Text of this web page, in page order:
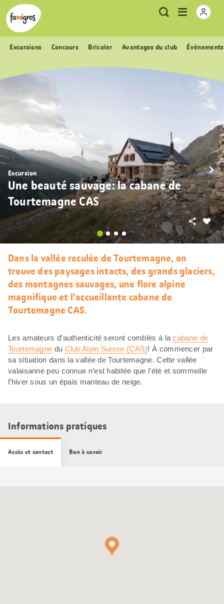
Signets
de
navigation
Header
Logo Métanavigation
RechercheOuvrir
Excursions Concours Bricoler Avantages du club
Excursion
Une beauté sauvage: la cabane de
Tourtemagne CAS
Partager
Dans la vallée reculée de Tourtemagne, on
trouve des paysages intacts, des grands glaciers,
des montagnes sauvages, une flore alpine
magnifique et l’accueillante cabane de
Tourtemagne CAS.
Les amateurs d’authenticité seront comblés à lacabane de
Tourtemagne du Club Alpin Suisse (CAS)! À commencer par
sa situation dans la vallée de Tourtemagne. Cette vallée
valaisanne peu connue n’est habitée que l’été et sommeille
l’hiver sous un épais manteau de neige.
Informations pratiques
Accès et contact Bon à savoir